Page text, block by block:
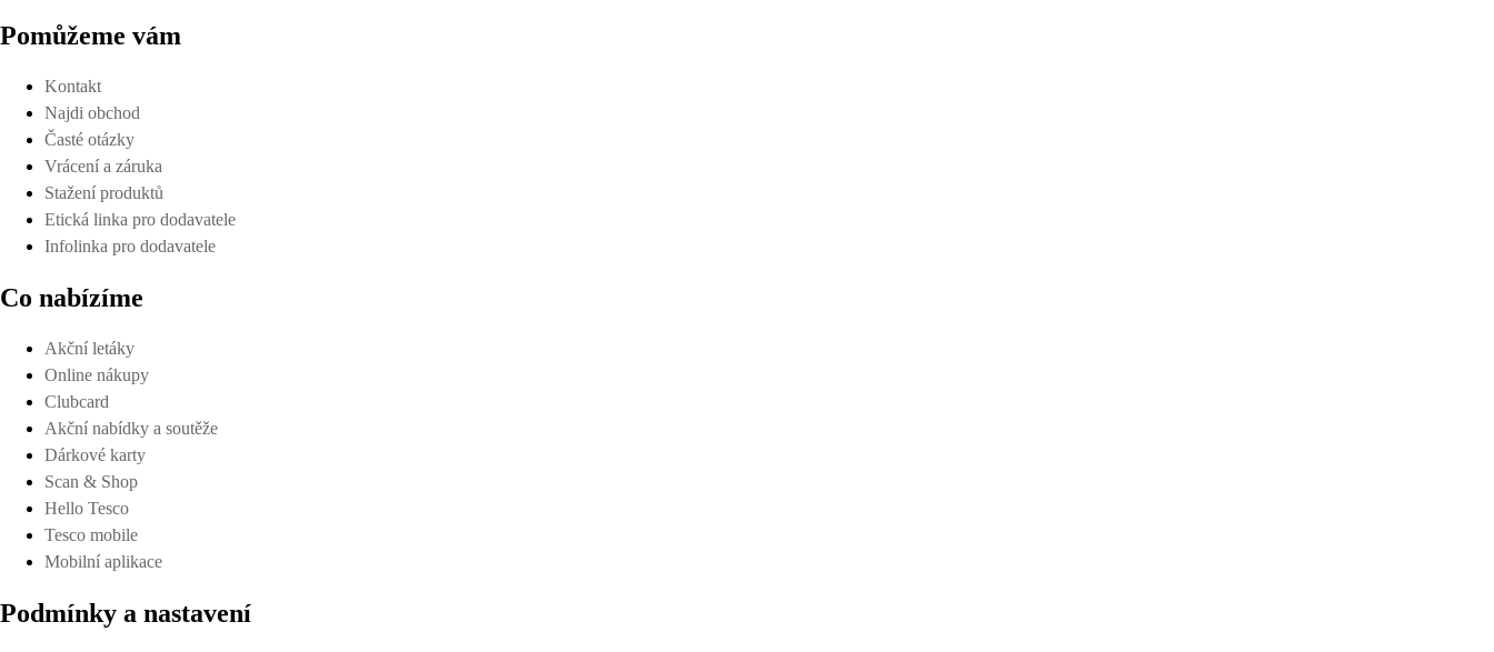
Pomůžeme vám
Kontakt
Najdi obchod
Časté otázky
Vrácení a záruka
Stažení produktů
Etická linka pro dodavatele
Infolinka pro dodavatele
Co nabízíme
Akční letáky
Online nákupy
Clubcard
Akční nabídky a soutěže
Dárkové karty
Scan & Shop
Hello Tesco
Tesco mobile
Mobilní aplikace
Podmínky a nastavení